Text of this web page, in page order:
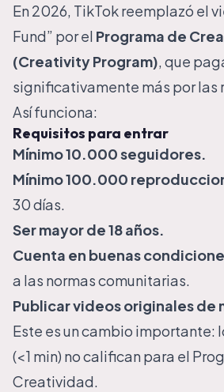
En 2026, TikTok reemplazó el
Fund” por el Programa de
(Creativity Program), que
significativamente más por las
Así funciona:
Requisitos para entrar
Mínimo 10.000 seguidores.
Mínimo 100.000
30 días.
Ser mayor de 18 años.
Cuenta en buenas
a las normas comunitarias.
Publicar videos originales de
Este es un cambio importante:
(<1 min) no califican para el
Creatividad.